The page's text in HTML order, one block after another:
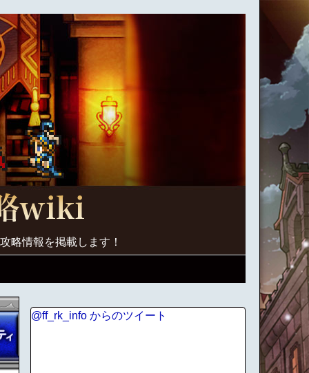
略情報を掲載します！
@ff_rk_info からのツイート